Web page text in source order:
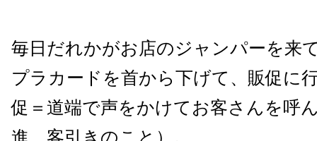
毎日だれかがお店のジャンパーを来
プラカードを首から下げて、販促に
促＝道端で声をかけてお客さんを呼